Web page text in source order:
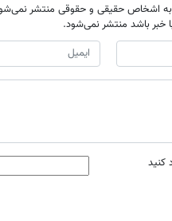
به اشخاص حقیقی و حقوقی منتشر
خبر باشد منتشر نمی‌شود.
کنید